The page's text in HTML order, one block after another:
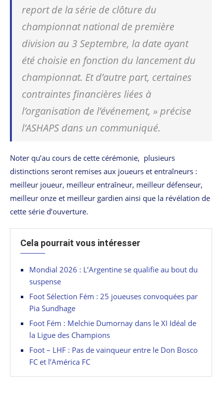
report de la série de clôture du
championnat national de première
division au 3 Septembre, la date ayant
été choisie en fonction du lancement du
championnat. Et d’autre part, certaines
contraintes financières liées à
l’organisation de l’événement, »précise
l’ASHAPS dans un communiqué.
Noter qu’au cours de cette cérémonie, plusieurs
distinctions seront remises aux joueurs et entraîneurs :
meilleur joueur, meilleur entraîneur, meilleur défenseur,
meilleur onze et meilleur gardien ainsi que la révélation de
cette série d’ouverture.
Cela pourrait vous intéresser
Mondial 2026 : L’Argentine se qualifie au bout du
suspense
Foot Sélection Fém : 25 joueuses convoquées par
Pia Sundhage
Foot Fém : Melchie Dumornay dans le XI Idéal de
la Ligue des Champions
Foot – LHF : Pas de vainqueur entre le Don Bosco
FC et l’América FC